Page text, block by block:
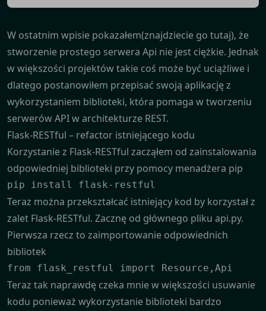
W ostatnim wpisie pokazałem(znajdziecie go tutaj), że
stworzenie prostego serwera Api nie jest ciężkie. Jednak
w większości projektów takie coś może być uciążliwe i
dlatego postanowiłem przepisać swoją aplikację z
wykorzystaniem biblioteki, która pomaga w tworzeniu
serwerów API w architekturze REST.
Flask-RESTful – refactor istniejącego kodu
Korzystanie z Flask-RESTful zacząłem od zainstalowania
odpowiedniej biblioteki przy pomocy menadżera pip
pip install flask-restful
Teraz można przekształcać istniejący kod by korzystał z
zalet Flask-RESTful. Zacznę od głównego pliku api.py.
Pierwsza rzecz to zaimportowanie odpowiednich
bibliotek
from flask_restful import Resource,Api
Teraz tak naprawdę czeka mnie w większości usuwanie
kodu ponieważ wykorzystanie biblioteki bardzo